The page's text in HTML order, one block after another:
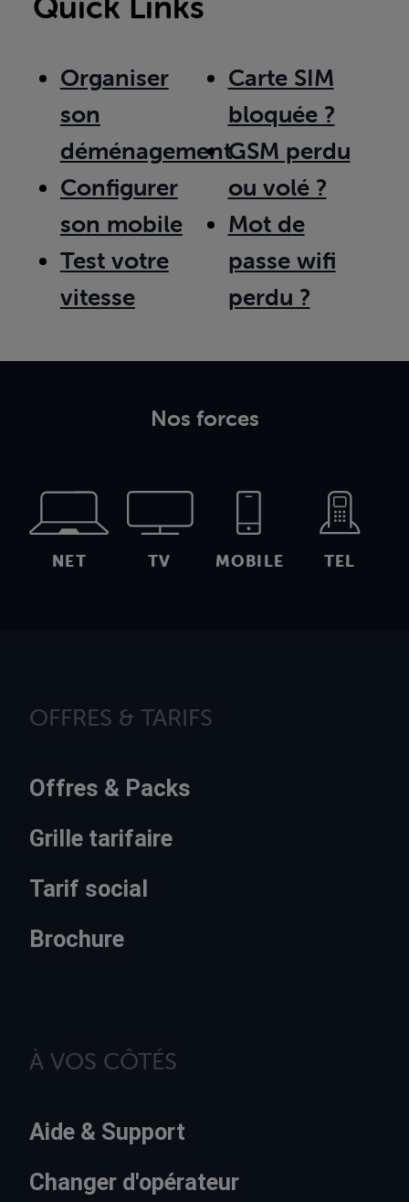
Organiser
son
déménagement
Configurer
son mobile
Test votre
vitesse
Carte SIM
bloquée ?
GSM perdu
ou volé ?
Mot de
passe wifi
perdu ?
Nos forces
NET TV MOBILE TEL
OFFRES & TARIFS
Offres & Packs
Grille tarifaire
Tarif social
Brochure
À VOS CÔTÉS
Aide & Support
Changer d'opérateur